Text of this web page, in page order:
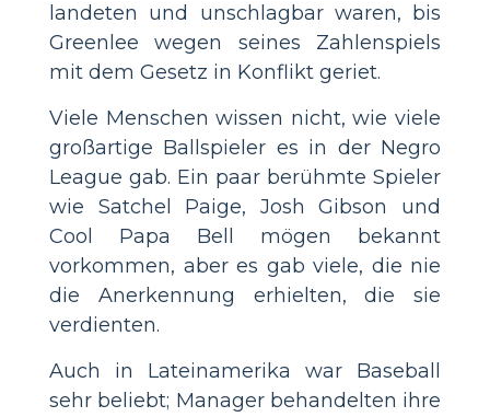
landeten und unschlagbar waren, bis
Greenlee wegen seines Zahlenspiels
mit dem Gesetz in Konflikt geriet.
Viele Menschen wissen nicht, wie viele
großartige Ballspieler es in der Negro
League gab. Ein paar berühmte Spieler
wie Satchel Paige, Josh Gibson und
Cool Papa Bell mögen bekannt
vorkommen, aber es gab viele, die nie
die Anerkennung erhielten, die sie
verdienten.
Auch in Lateinamerika war Baseball
sehr beliebt; Manager behandelten ihre